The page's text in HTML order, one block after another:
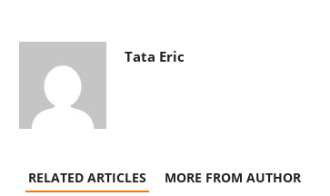
Tata Eric
RELATED ARTICLES MORE FROM AUTHOR